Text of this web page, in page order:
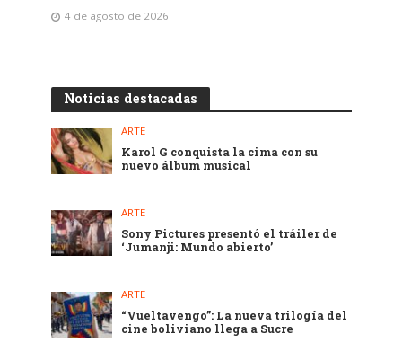
4 de agosto de 2026
Noticias destacadas
ARTE
Karol G conquista la cima con su
nuevo álbum musical
ARTE
Sony Pictures presentó el tráiler de
‘Jumanji: Mundo abierto’
ARTE
“Vueltavengo”: La nueva trilogía del
cine boliviano llega a Sucre